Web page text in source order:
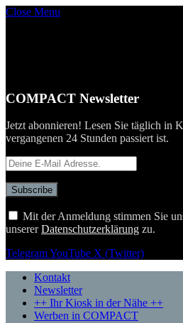
Close Menu
COMPACT Newsletter
Jetzt abonnieren! Lesen Sie täglich in
vergangenen 24 Stunden passiert ist.
Mit der Anmeldung stimmen Sie
unsererDatenschutzerklärung zu.
TelegramYouTube X (Twitter)
Kontakt
Newsletter
++ Ihr Kiosk in der Nähe ++
Werben in COMPACT